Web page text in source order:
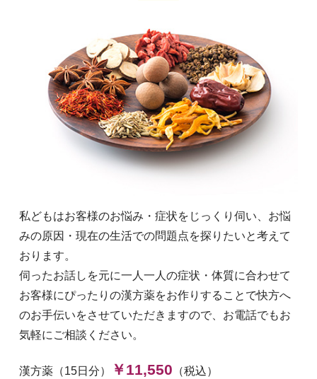
私どもはお客様のお悩み・症状をじっくり伺い、お悩
みの原因・現在の生活での問題点を探りたいと考えて
おります。
伺ったお話しを元に一人一人の症状・体質に合わせて
お客様にぴったりの漢方薬をお作りすることで快方へ
のお手伝いをさせていただきますので、お電話でもお
気軽にご相談ください。
漢方薬（15日分） ￥11,550 （税込）